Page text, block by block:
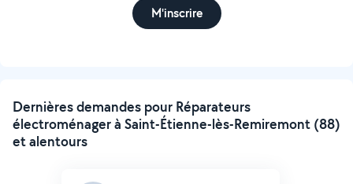
M'inscrire
Dernières demandes pour Réparateurs
électroménager à Saint-Étienne-lès-Remiremont (88)
et alentours